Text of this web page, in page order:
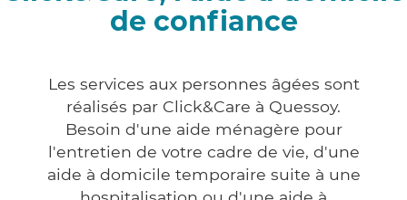
de confiance
Les services aux personnes âgées sont
réalisés par Click&Care à Quessoy.
Besoin d'une aide ménagère pour
l'entretien de votre cadre de vie, d'une
aide à domicile temporaire suite à une